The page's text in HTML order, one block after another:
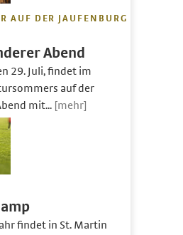
AUF DER JAUFENBURG
Abend
29. Juli, findet im
auf der
mit... [mehr]
findet in St. Martin